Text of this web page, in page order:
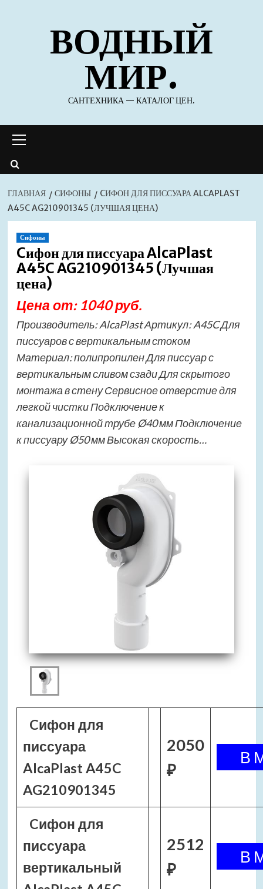
содержимомуВОДНЫЙ
МИР.
САНТЕХНИКА — КАТАЛОГ ЦЕН.
меню
ГЛАВНАЯ СИФОНЫ
CИФОН ДЛЯ ПИССУАРА ALCAPLAST
A45C AG210901345 (ЛУЧШАЯ ЦЕНА)
Сифоны
Cифон для писсуара AlcaPlast
A45C AG210901345 (Лучшая
цена)
Цена от: 1040 руб.
Производитель: AlcaPlast Артикул: A45C Для
писсуаров с вертикальным стоком
Материал: полипропилен Для писсуар с
вертикальным сливом сзади Для скрытого
монтажа в стену Сервисное отверстие для
легкой чистки Подключение к
канализационной трубе Ø40 мм Подключение
к писсуару Ø50 мм Высокая скорость…
Cифон для
писсуара
AlcaPlast A45C
AG210901345
2050
₽
Cифон для
писсуара
вертикальный
2512
₽